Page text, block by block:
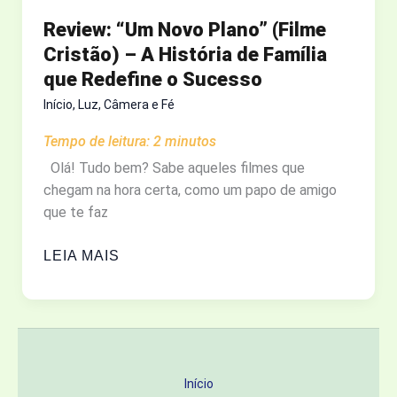
Review: “Um Novo Plano” (Filme
Cristão) – A História de Família
que Redefine o Sucesso
Início, Luz, Câmera e Fé
Tempo de leitura: 2 minutos
Olá! Tudo bem? Sabe aqueles filmes que
chegam na hora certa, como um papo de amigo
que te faz
REVIEW:
NOVO
LEIA MAIS
Início